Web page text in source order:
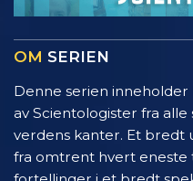
OM SERIEN
Denne serien
av Scientologister fra
verdens kanter. Et bredt
fra omtrent hvert eneste